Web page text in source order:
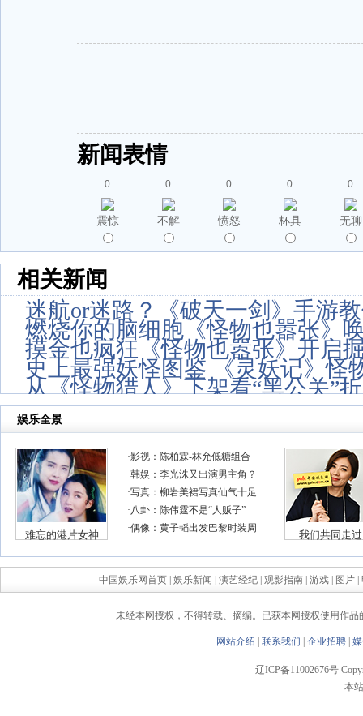
新闻表情
0
震惊
0
不解
0
愤怒
0
杯具
0
无聊
相关新闻
迷航or迷路？《破天一剑》手游
燃烧你的脑细胞《怪物也嚣张》
摸金也疯狂《怪物也嚣张》开启
史上最强妖怪图鉴 《灵妖记》怪
从《怪物猎人》下架看“黑公关”
中国娱乐网首页| 娱乐新闻 演艺经纪| 观影指南| 游戏| 图片|
未经本网授权，不得转载、摘编。已获本网授权使用作
网站介绍 联系我们 企业招聘
辽ICP备11002676号
本